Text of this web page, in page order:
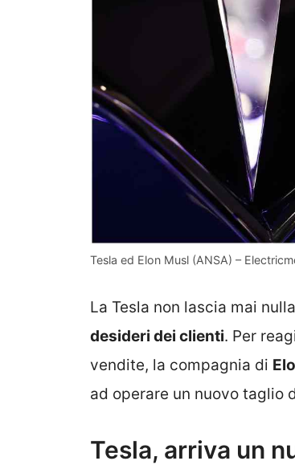
Tesla ed Elon Musl (ANSA) –
La Tesla non lascia mai
desideri dei clienti. Per
vendite, la compagnia di
ad operare un nuovo taglio
Tesla, arriva un